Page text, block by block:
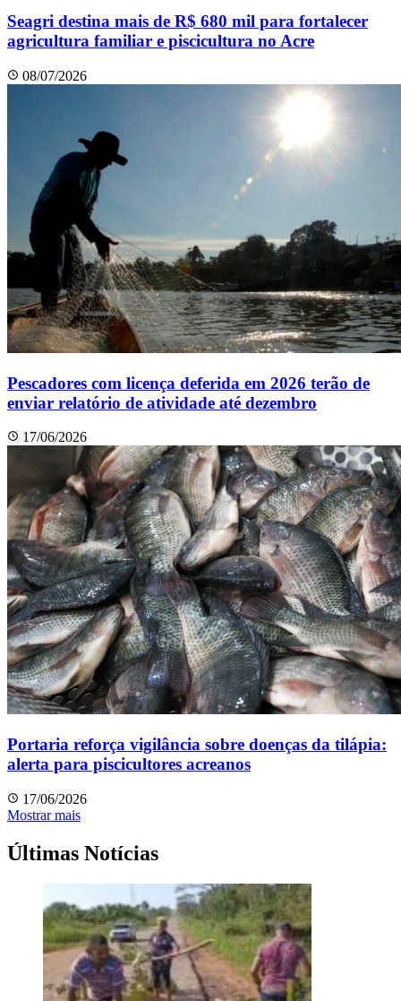
Seagri destina mais de R$ 680 mil para fortalecer
agricultura familiar e piscicultura no Acre
08/07/2026
Pescadores com licença deferida em 2026 terão de
enviar relatório de atividade até dezembro
17/06/2026
Portaria reforça vigilância sobre doenças da tilápia:
alerta para piscicultores acreanos
17/06/2026
Mostrar mais
Últimas Notícias